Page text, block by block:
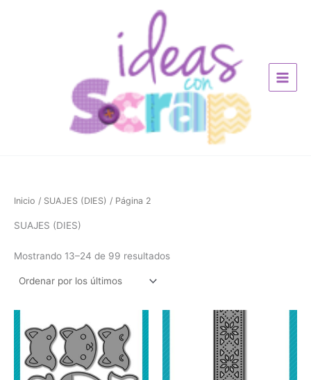
Inicio / SUAJES (DIES) / Página 2
SUAJES (DIES)
Mostrando 13–24 de 99 resultados